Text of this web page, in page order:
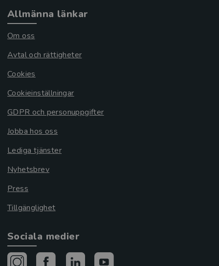
Allmänna länkar
Om oss
Avtal och rättigheter
Cookies
Cookieinställningar
GDPR och personuppgifter
Jobba hos oss
Lediga tjänster
Nyhetsbrev
Press
Tillgänglighet
Sociala medier